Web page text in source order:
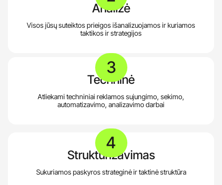
Analizė
Visos jūsų suteiktos prieigos išanalizuojamos ir kuriamos
taktikos ir strategijos
3
Techninė
Atliekami techniniai reklamos sujungimo, sekimo,
automatizavimo, analizavimo darbai
4
Struktūrizavimas
Sukuriamos paskyros strateginė ir taktinė struktūra